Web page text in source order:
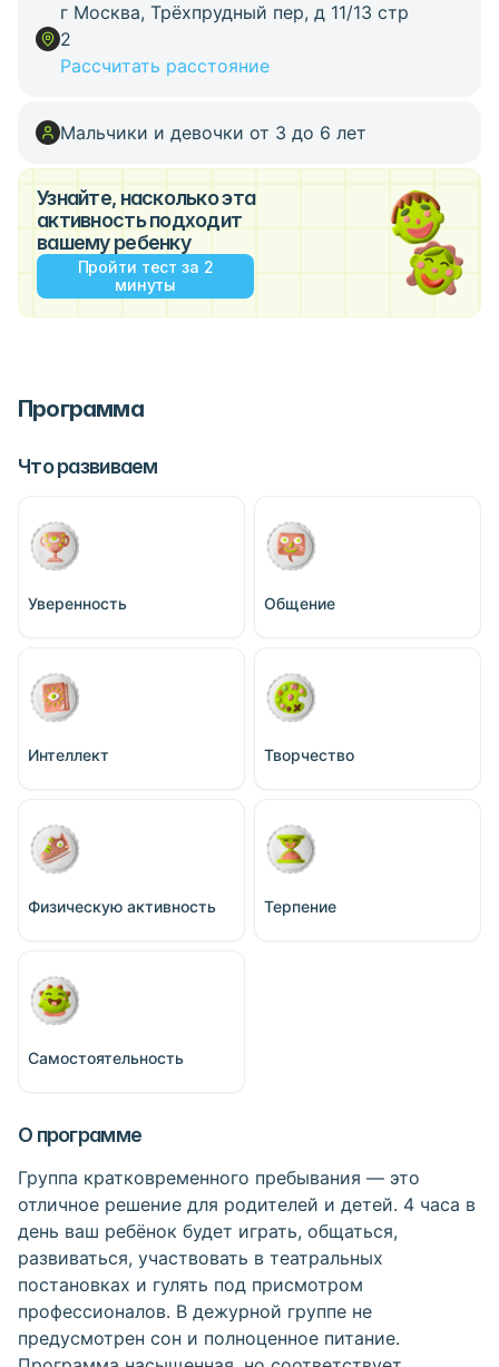
г Москва, Трёхпрудный пер, д 11/13 стр
2
Рассчитать расстояние
Мальчики и девочки от 3 до 6 лет
Узнайте, насколько эта
активность подходит
вашему ребенку
Пройти тест за 2
минуты
Программа
Что развиваем
Уверенность Общение
Интеллект Творчество
Физическую активность Терпение
Самостоятельность
О программе
Группа кратковременного пребывания — это
отличное решение для родителей и детей. 4 часа в
день ваш ребёнок будет играть, общаться,
развиваться, участвовать в театральных
постановках и гулять под присмотром
профессионалов. В дежурной группе не
предусмотрен сон и полноценное питание.